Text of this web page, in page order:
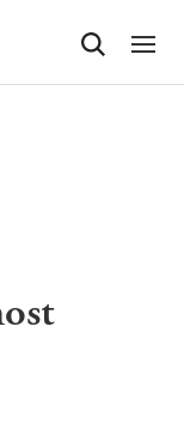
Odpri iskalnik
Odpri